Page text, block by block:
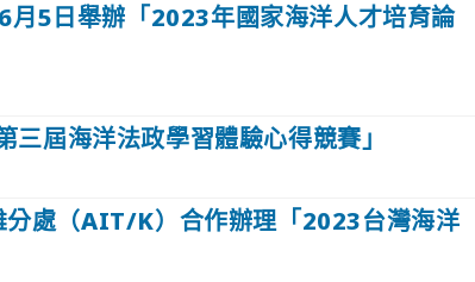
5日舉辦「2023年國家海洋人才培育論
屆海洋法政學習體驗心得競賽」
分處（AIT/K）合作辦理「2023台灣海洋